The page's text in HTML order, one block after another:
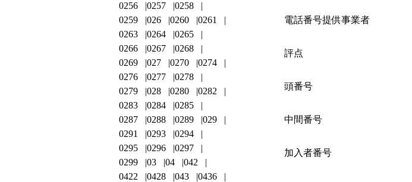
電話番号提供事業者
評点
頭番号
中間番号
加入者番号
0256
0257
0258
0259
026 0260
0261
0263
0264
0265
0266
0267
0268
0269
027 0270
0274
0276
0277
0278
0279
028 0280
0282
0283
0284
0285
0287
0288 0289
029
0291
0293
0294
0295
0296
0297
0299
03 04
042
0422
0428 043
0436